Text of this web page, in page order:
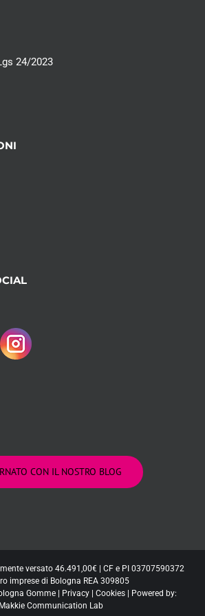
24/2023
CON IL NOSTRO BLOG
versato 46.491,00€ | CF e PI 03707590372
imprese di Bologna REA 309805
Gomme | Privacy | Cookies | Powered by:
Makkie Communication Lab